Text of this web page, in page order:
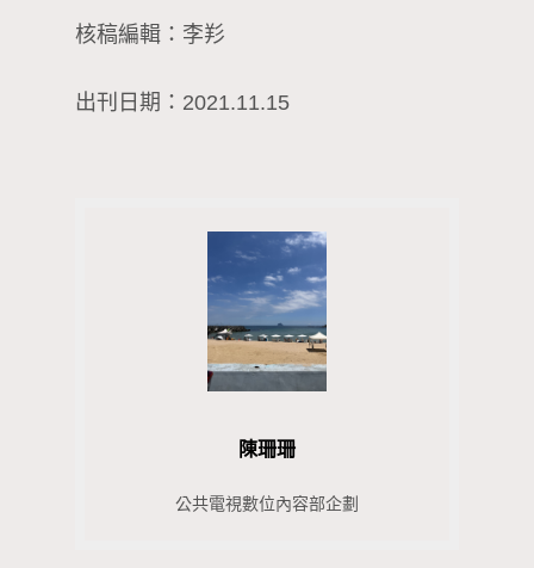
核稿編輯：李羏
出刊日期：2021.11.15
陳珊珊
公共電視數位內容部企劃